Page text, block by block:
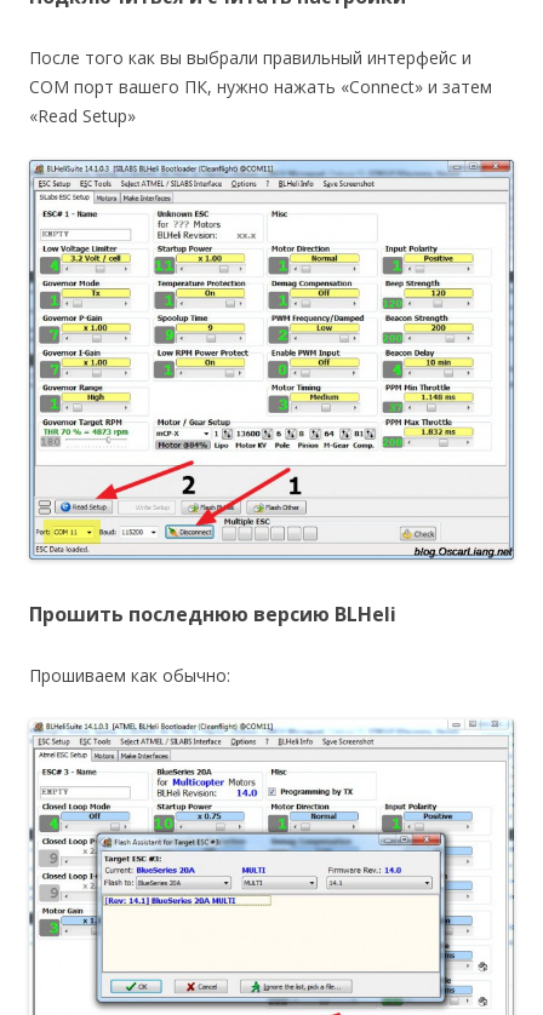
После того как вы выбрали правильный интерфейс и
COM порт вашего ПК, нужно нажать «Connect» и затем
«Read Setup»
Прошить последнюю версию BLHeli
Прошиваем как обычно: